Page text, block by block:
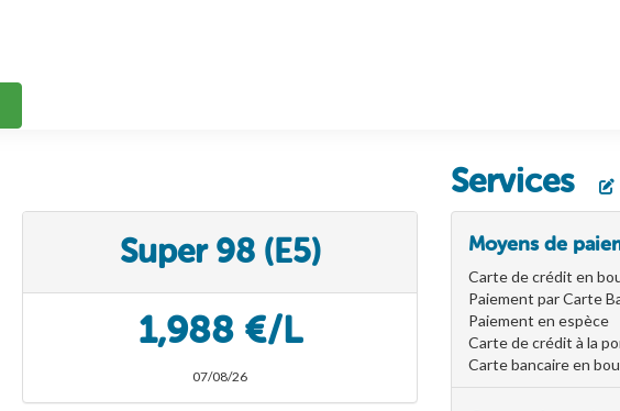
Super 98 (E5)
1,988 €/L
07/08/26
Services
Moyens de
Carte de crédit en
Paiement par Carte
Paiement en espèce
Carte de crédit à la
Carte bancaire en